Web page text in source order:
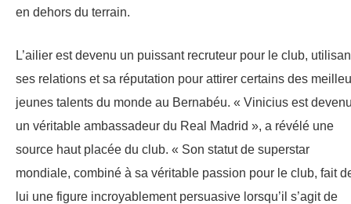
en dehors du terrain.
L’ailier est devenu un puissant recruteur pour le club,
ses relations et sa réputation pour attirer certains des
jeunes talents du monde au Bernabéu. « Vinicius est
un véritable ambassadeur du Real Madrid », a révélé une
source haut placée du club. « Son statut de superstar
mondiale, combiné à sa véritable passion pour le club, fait
lui une figure incroyablement persuasive lorsqu’il s’agit de